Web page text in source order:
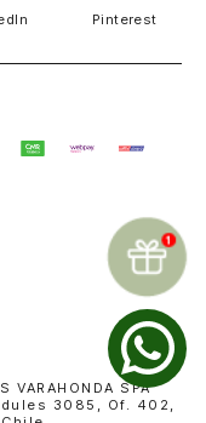
Pinterest
VARAHONDA SPA
3085, Of. 402,